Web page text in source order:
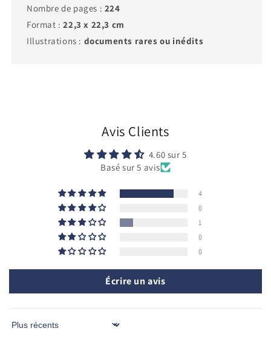
Nombre de pages : 224
Format :22,3 x 22,3 cm
Illustrations : documents rares ou inédits
Avis Clients
4.60 sur 5
Basé sur 5 avis
4
0
1
0
0
Écrire un avis
Sort by